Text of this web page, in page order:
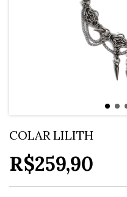
COLAR LILITH
R$259,90